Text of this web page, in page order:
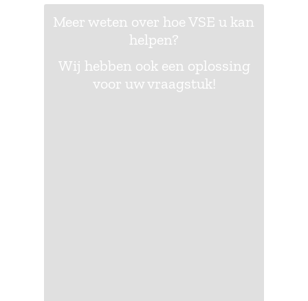
Meer weten over hoe VSE u kan
helpen?
Wij hebben ook een oplossing
voor uw vraagstuk!